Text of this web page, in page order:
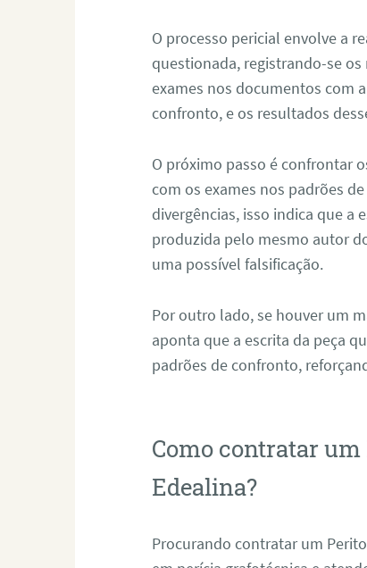
O processo pericial envolve a
questionada, registrando-se
exames nos documentos com
confronto, e os resultados
O próximo passo é confrontar
com os exames nos padrões
divergências, isso indica que a
produzida pelo mesmo autor
uma possível falsificação.
Por outro lado, se houver um
aponta que a escrita da peça
padrões de confronto,
Como contratar
Edealina?
Procurando contratar um